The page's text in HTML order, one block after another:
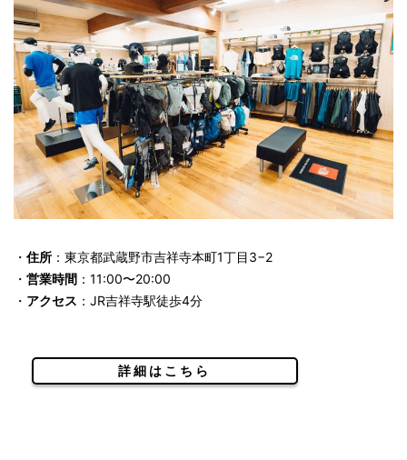
・ 住所 ：東京都武蔵野市吉祥寺本町1丁目3−2
・ 営業時間 ：11:00〜20:00
・ アクセス ：JR吉祥寺駅徒歩4分
詳細はこちら